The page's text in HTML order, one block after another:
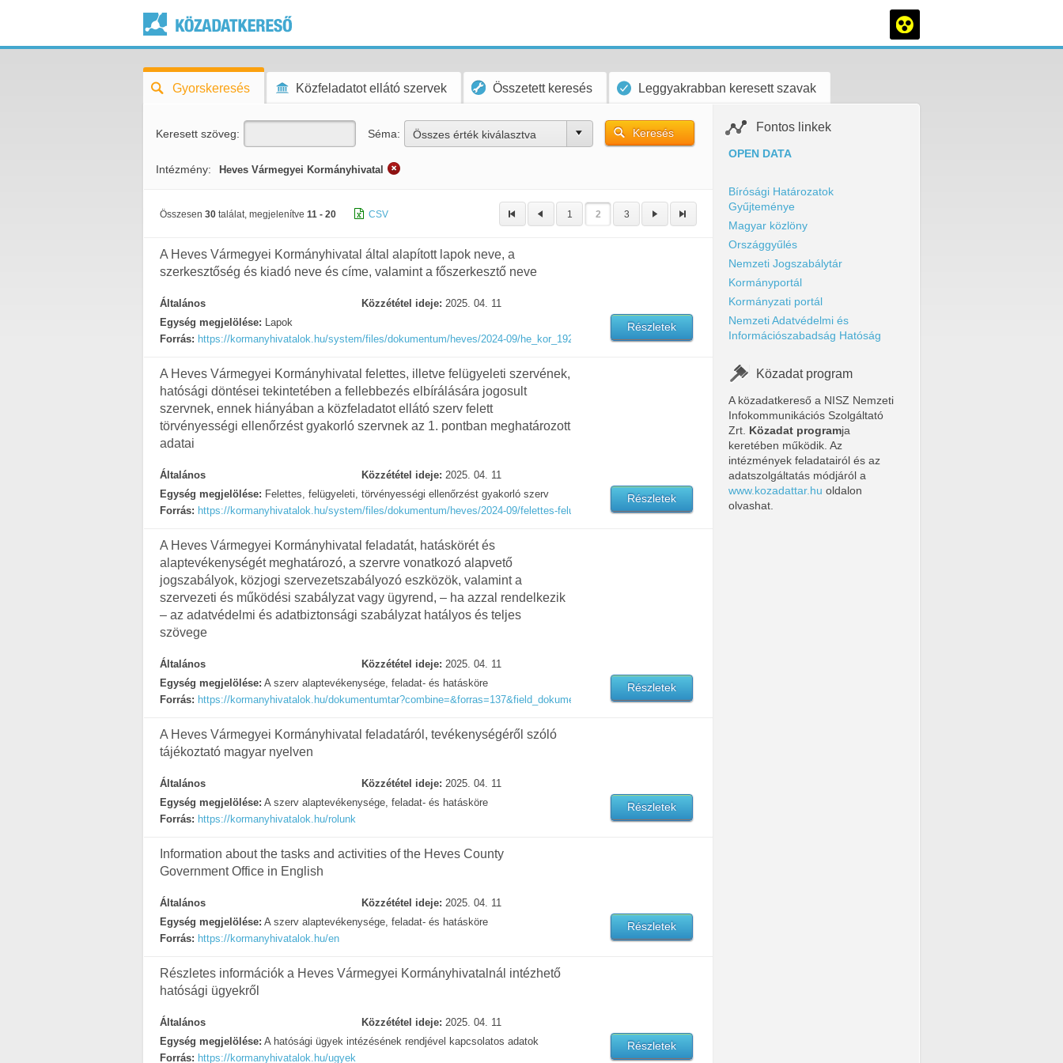
Gyorskeresés Közfeladatot ellátó szervek Összetett keresés Leggyakrabban keresett szavak
Keresett szöveg: Séma: Összes érték kiválasztva Keresés
Intézmény: Heves Vármegyei Kormányhivatal
Összesen 30 találat, megjelenítve 11 - 20 CSV 1 2 3
Részletek
A Heves Vármegyei Kormányhivatal által alapított lapok neve, a
szerkesztőség és kiadó neve és címe, valamint a főszerkesztő neve
Általános Közzététel ideje: 2025. 04. 11
Egység megjelölése: Lapok
Forrás: https://kormanyhivatalok.hu/system/files/dokumentum/heves/2024-09/he_kor_192_7_2024_nyilatkozat-lap_1_alairt.pdf
Részletek
A Heves Vármegyei Kormányhivatal felettes, illetve felügyeleti szervének,
hatósági döntései tekintetében a fellebbezés elbírálására jogosult
szervnek, ennek hiányában a közfeladatot ellátó szerv felett
törvényességi ellenőrzést gyakorló szervnek az 1. pontban meghatározott
adatai
Általános Közzététel ideje: 2025. 04. 11
Egység megjelölése: Felettes, felügyeleti, törvényességi ellenőrzést gyakorló szerv
Forrás: https://kormanyhivatalok.hu/system/files/dokumentum/heves/2024-09/felettes-felugyeleti-torvenyessegi-ellenorzest-gyakorlo-szervek.xlsx
Részletek
A Heves Vármegyei Kormányhivatal feladatát, hatáskörét és
alaptevékenységét meghatározó, a szervre vonatkozó alapvető
jogszabályok, közjogi szervezetszabályozó eszközök, valamint a
szervezeti és működési szabályzat vagy ügyrend, – ha azzal rendelkezik
– az adatvédelmi és adatbiztonsági szabályzat hatályos és teljes
szövege
Általános Közzététel ideje: 2025. 04. 11
Egység megjelölése: A szerv alaptevékenysége, feladat- és hatásköre
Forrás: https://kormanyhivatalok.hu/dokumentumtar?combine=&forras=137&field_dokumentum_cimke%5B%5D=84&kozzeteve=All
Részletek
A Heves Vármegyei Kormányhivatal feladatáról, tevékenységéről szóló
tájékoztató magyar nyelven
Általános Közzététel ideje: 2025. 04. 11
Egység megjelölése: A szerv alaptevékenysége, feladat- és hatásköre
Forrás: https://kormanyhivatalok.hu/rolunk
Részletek
Information about the tasks and activities of the Heves County
Government Office in English
Általános Közzététel ideje: 2025. 04. 11
Egység megjelölése: A szerv alaptevékenysége, feladat- és hatásköre
Forrás: https://kormanyhivatalok.hu/en
Részletek
Részletes információk a Heves Vármegyei Kormányhivatalnál intézhető
hatósági ügyekről
Általános Közzététel ideje: 2025. 04. 11
Egység megjelölése: A hatósági ügyek intézésének rendjével kapcsolatos adatok
Forrás: https://kormanyhivatalok.hu/ugyek
Fontos linkek
OPEN DATA
Bírósági Határozatok
Gyűjteménye
Magyar közlöny
Országgyűlés
Nemzeti Jogszabálytár
Kormányportál
Kormányzati portál
Nemzeti Adatvédelmi és
Információszabadság Hatóság
Közadat program
A közadatkereső a NISZ Nemzeti
Infokommunikációs Szolgáltató
Zrt. Közadat programja
keretében működik. Az
intézmények feladatairól és az
adatszolgáltatás módjáról a
www.kozadattar.hu oldalon
olvashat.